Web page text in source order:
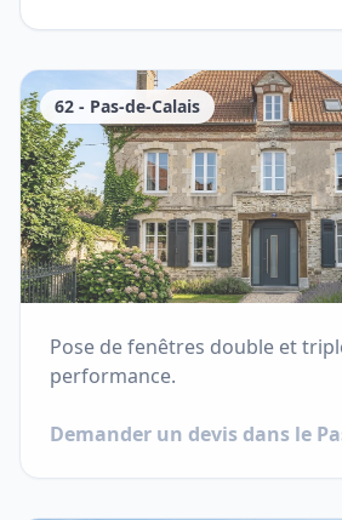
62 - Pas-de-Calais
Pose de fenêtres double et
performance.
Demander un devis dans le